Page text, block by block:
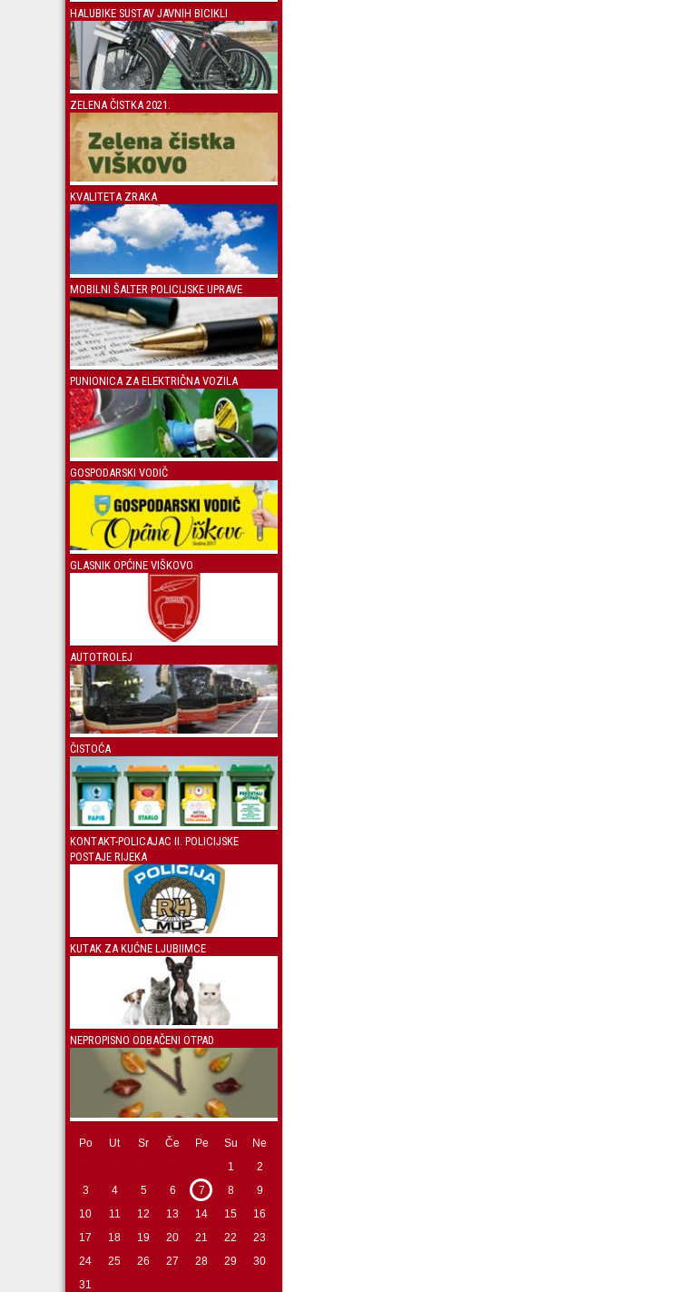
HALUBIKE SUSTAV JAVNIH BICIKLI
ZELENA ČISTKA 2021.
KVALITETA ZRAKA
MOBILNI ŠALTER POLICIJSKE UPRAVE
PUNIONICA ZA ELEKTRIČNA VOZILA
GOSPODARSKI VODIČ
GLASNIK OPĆINE VIŠKOVO
AUTOTROLEJ
ČISTOĆA
KONTAKT-POLICAJAC II. POLICIJSKE
POSTAJE RIJEKA
KUTAK ZA KUĆNE LJUBIIMCE
NEPROPISNO ODBAČENI OTPAD
Po Ut Sr Če Pe Su
Ne
1
2
3
4 5 6 7 8
9
10
11 12 13 14 15
16
17
18 19 20 21 22
23
24
25 26 27 28 29
30
31